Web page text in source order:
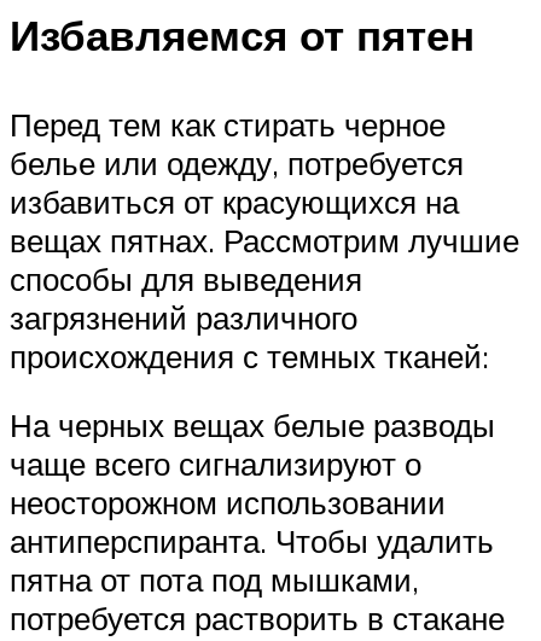
Избавляемся от пятен
Перед тем как стирать черное
белье или одежду, потребуется
избавиться от красующихся на
вещах пятнах. Рассмотрим лучшие
способы для выведения
загрязнений различного
происхождения с темных тканей:
На черных вещах белые разводы
чаще всего сигнализируют о
неосторожном использовании
антиперспиранта. Чтобы удалить
пятна от пота под мышками,
потребуется растворить в стакане